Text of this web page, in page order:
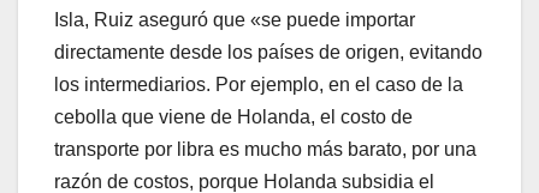
Isla, Ruiz aseguró que «se puede importar
directamente desde los países de origen, evitando
los intermediarios. Por ejemplo, en el caso de la
cebolla que viene de Holanda, el costo de
transporte por libra es mucho más barato, por una
razón de costos, porque Holanda subsidia el